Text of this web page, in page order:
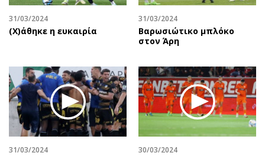
Διεθνή
Οικονομία
Real Estate
Επιχειρήσεις
Αγορές
Money Review
Social
Αυτοκίνηση
Πολιτική
Οικονομία
Γενικά
Αναδρομές
Πρόσωπα
31/03/2024
(X)άθηκε η ευκαιρία
31/03/2024
Βαρωσιώτικο μπλόκο
στον Άρη
31/03/2024 30/03/2024